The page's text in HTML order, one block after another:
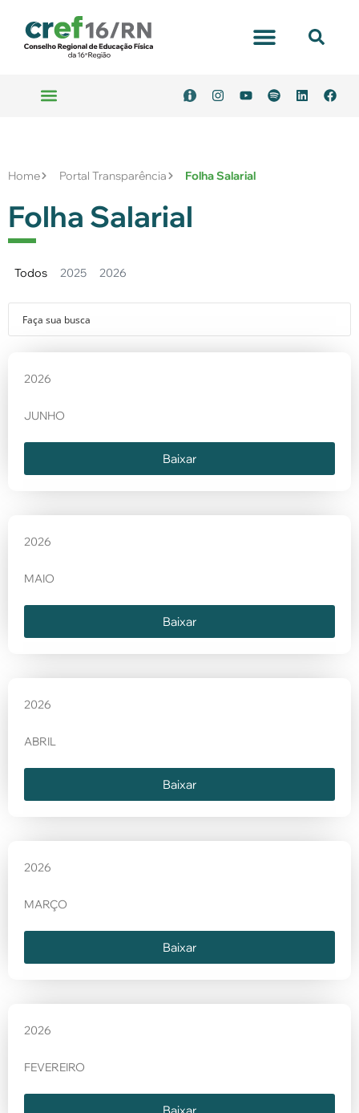
Home Portal Transparência Folha Salarial
Folha Salarial
2025 2026
Todos
2026
JUNHO
Baixar
2026
MAIO
Baixar
2026
ABRIL
Baixar
2026
MARÇO
Baixar
2026
FEVEREIRO
Baixar